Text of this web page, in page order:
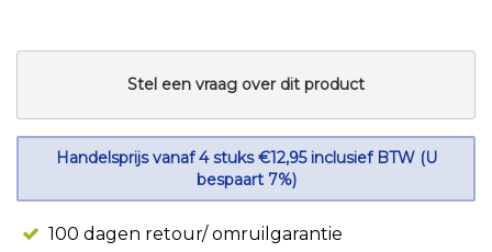
Stel een vraag over dit product
Handelsprijs vanaf 4 stuks €12,95 inclusief BTW (U
bespaart 7%)
100 dagen retour/ omruilgarantie